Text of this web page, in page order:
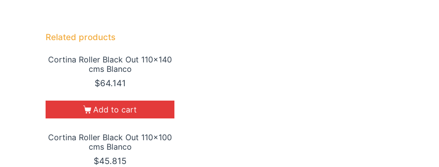
Related products
Cortina Roller Black Out 110×140
cms Blanco
$64.141
Add to cart
Cortina Roller Black Out 110×100
cms Blanco
$45.815